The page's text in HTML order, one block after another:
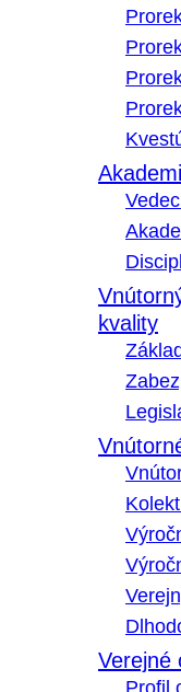
kvality
Verejné